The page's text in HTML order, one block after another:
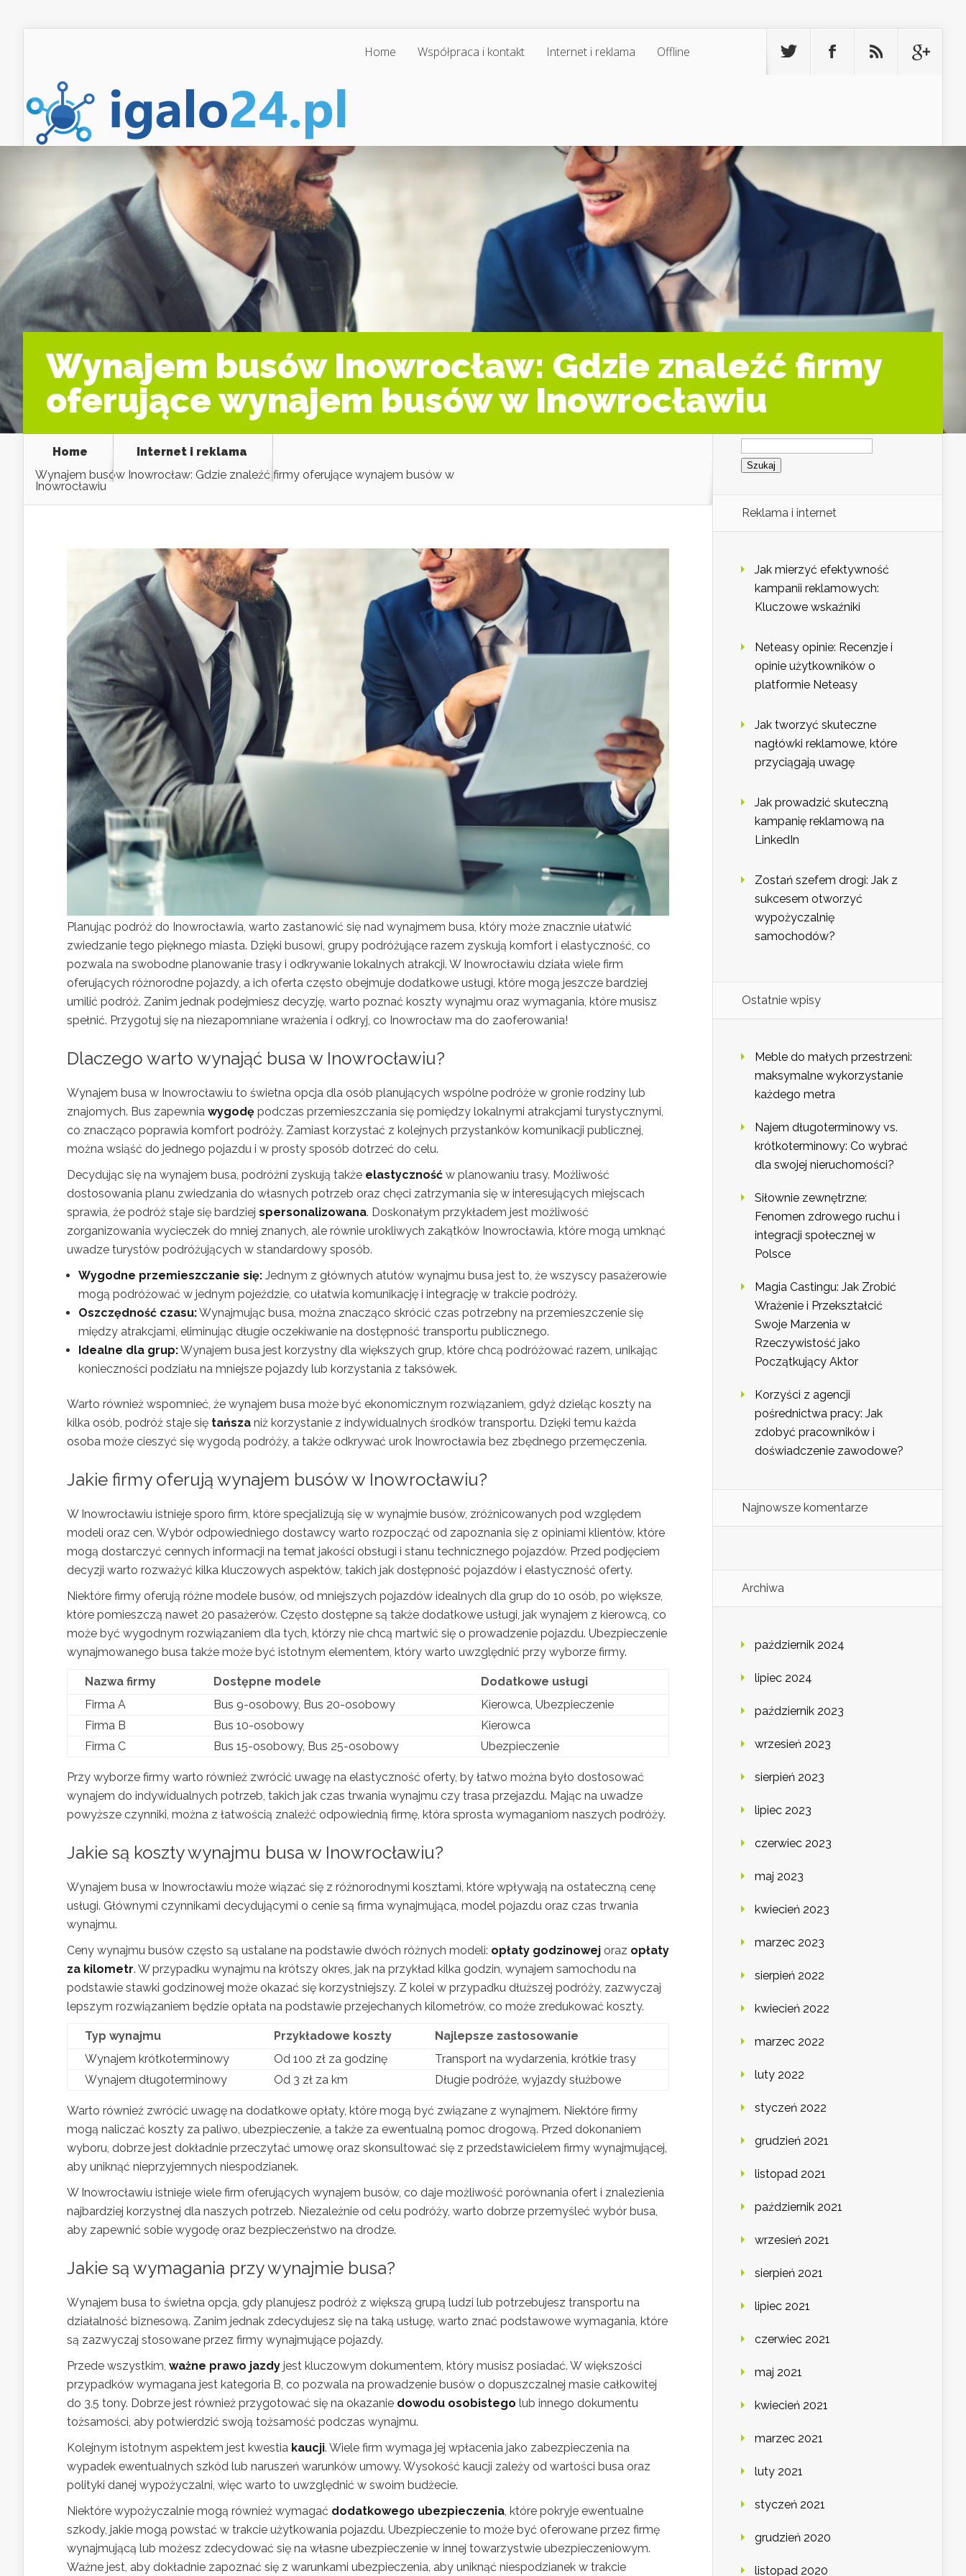
Home Współpraca i kontakt Internet i reklama Offline
Wynajem busów Inowrocław: Gdzie znaleźć firmy
oferujące wynajem busów w Inowrocławiu
Home
Internet i reklama
Wynajem busów Inowrocław: Gdzie znaleźć firmy oferujące wynajem busów w
Inowrocławiu
Planując podróż do Inowrocławia, warto zastanowić się nad wynajmem busa, który może znacznie ułatwić
zwiedzanie tego pięknego miasta. Dzięki busowi, grupy podróżujące razem zyskują komfort i elastyczność, co
pozwala na swobodne planowanie trasy i odkrywanie lokalnych atrakcji. W Inowrocławiu działa wiele firm
oferujących różnorodne pojazdy, a ich oferta często obejmuje dodatkowe usługi, które mogą jeszcze bardziej
umilić podróż. Zanim jednak podejmiesz decyzję, warto poznać koszty wynajmu oraz wymagania, które musisz
spełnić. Przygotuj się na niezapomniane wrażenia i odkryj, co Inowrocław ma do zaoferowania!
Dlaczego warto wynająć busa w Inowrocławiu?
Wynajem busa w Inowrocławiu to świetna opcja dla osób planujących wspólne podróże w gronie rodziny lub
znajomych. Bus zapewnia wygodę podczas przemieszczania się pomiędzy lokalnymi atrakcjami turystycznymi,
co znacząco poprawia komfort podróży. Zamiast korzystać z kolejnych przystanków komunikacji publicznej,
można wsiąść do jednego pojazdu i w prosty sposób dotrzeć do celu.
Decydując się na wynajem busa, podróżni zyskują także elastyczność w planowaniu trasy. Możliwość
dostosowania planu zwiedzania do własnych potrzeb oraz chęci zatrzymania się w interesujących miejscach
sprawia, że podróż staje się bardziej spersonalizowana. Doskonałym przykładem jest możliwość
zorganizowania wycieczek do mniej znanych, ale równie urokliwych zakątków Inowrocławia, które mogą umknąć
uwadze turystów podróżujących w standardowy sposób.
Wygodne przemieszczanie się: Jednym z głównych atutów wynajmu busa jest to, że wszyscy pasażerowie
mogą podróżować w jednym pojeździe, co ułatwia komunikację i integrację w trakcie podróży.
Oszczędność czasu:Wynajmując busa, można znacząco skrócić czas potrzebny na przemieszczenie się
między atrakcjami, eliminując długie oczekiwanie na dostępność transportu publicznego.
Idealne dla grup:Wynajem busa jest korzystny dla większych grup, które chcą podróżować razem, unikając
konieczności podziału na mniejsze pojazdy lub korzystania z taksówek.
Warto również wspomnieć, że wynajem busa może być ekonomicznym rozwiązaniem, gdyż dzieląc koszty na
kilka osób, podróż staje się tańsza niż korzystanie z indywidualnych środków transportu. Dzięki temu każda
osoba może cieszyć się wygodą podróży, a także odkrywać urok Inowrocławia bez zbędnego przemęczenia.
Jakie firmy oferują wynajem busów w Inowrocławiu?
W Inowrocławiu istnieje sporo firm, które specjalizują się w wynajmie busów, zróżnicowanych pod względem
modeli oraz cen. Wybór odpowiedniego dostawcy warto rozpocząć od zapoznania się z opiniami klientów, które
mogą dostarczyć cennych informacji na temat jakości obsługi i stanu technicznego pojazdów. Przed podjęciem
decyzji warto rozważyć kilka kluczowych aspektów, takich jak dostępność pojazdów i elastyczność oferty.
Niektóre firmy oferują różne modele busów, od mniejszych pojazdów idealnych dla grup do 10 osób, po większe,
które pomieszczą nawet 20 pasażerów. Często dostępne są także dodatkowe usługi, jak wynajem z kierowcą, co
może być wygodnym rozwiązaniem dla tych, którzy nie chcą martwić się o prowadzenie pojazdu. Ubezpieczenie
wynajmowanego busa także może być istotnym elementem, który warto uwzględnić przy wyborze firmy.
Nazwa firmy Dostępne modele
Dodatkowe usługi
Firma A
Bus 9-osobowy, Bus 20-osobowy
Kierowca, Ubezpieczenie
Firma B
Bus 10-osobowy
Kierowca
Firma C
Bus 15-osobowy, Bus 25-osobowy Ubezpieczenie
Przy wyborze firmy warto również zwrócić uwagę na elastyczność oferty, by łatwo można było dostosować
wynajem do indywidualnych potrzeb, takich jak czas trwania wynajmu czy trasa przejazdu. Mając na uwadze
powyższe czynniki, można z łatwością znaleźć odpowiednią firmę, która sprosta wymaganiom naszych podróży.
Jakie są koszty wynajmu busa w Inowrocławiu?
Wynajem busa w Inowrocławiu może wiązać się z różnorodnymi kosztami, które wpływają na ostateczną cenę
usługi. Głównymi czynnikami decydującymi o cenie są firma wynajmująca, model pojazdu oraz czas trwania
wynajmu.
Ceny wynajmu busów często są ustalane na podstawie dwóch różnych modeli: opłaty godzinowej oraz opłaty
za kilometr. W przypadku wynajmu na krótszy okres, jak na przykład kilka godzin, wynajem samochodu na
podstawie stawki godzinowej może okazać się korzystniejszy. Z kolei w przypadku dłuższej podróży, zazwyczaj
lepszym rozwiązaniem będzie opłata na podstawie przejechanych kilometrów, co może zredukować koszty.
Typ wynajmu Przykładowe koszty
Najlepsze zastosowanie
Wynajem krótkoterminowy
Od 100 zł za godzinę
Transport na wydarzenia, krótkie trasy
Wynajem długoterminowy
Od 3 zł za km Długie podróże, wyjazdy służbowe
Warto również zwrócić uwagę na dodatkowe opłaty, które mogą być związane z wynajmem. Niektóre firmy
mogą naliczać koszty za paliwo, ubezpieczenie, a także za ewentualną pomoc drogową. Przed dokonaniem
wyboru, dobrze jest dokładnie przeczytać umowę oraz skonsultować się z przedstawicielem firmy wynajmującej,
aby uniknąć nieprzyjemnych niespodzianek.
W Inowrocławiu istnieje wiele firm oferujących wynajem busów, co daje możliwość porównania ofert i znalezienia
najbardziej korzystnej dla naszych potrzeb. Niezależnie od celu podróży, warto dobrze przemyśleć wybór busa,
aby zapewnić sobie wygodę oraz bezpieczeństwo na drodze.
Jakie są wymagania przy wynajmie busa?
Wynajem busa to świetna opcja, gdy planujesz podróż z większą grupą ludzi lub potrzebujesz transportu na
działalność biznesową. Zanim jednak zdecydujesz się na taką usługę, warto znać podstawowe wymagania, które
są zazwyczaj stosowane przez firmy wynajmujące pojazdy.
Przede wszystkim, ważne prawo jazdy jest kluczowym dokumentem, który musisz posiadać. W większości
przypadków wymagana jest kategoria B, co pozwala na prowadzenie busów o dopuszczalnej masie całkowitej
do 3,5 tony. Dobrze jest również przygotować się na okazanie dowodu osobistego lub innego dokumentu
tożsamości, aby potwierdzić swoją tożsamość podczas wynajmu.
Kolejnym istotnym aspektem jest kwestia kaucji. Wiele firm wymaga jej wpłacenia jako zabezpieczenia na
wypadek ewentualnych szkód lub naruszeń warunków umowy. Wysokość kaucji zależy od wartości busa oraz
polityki danej wypożyczalni, więc warto to uwzględnić w swoim budżecie.
Niektóre wypożyczalnie mogą również wymagać dodatkowego ubezpieczenia, które pokryje ewentualne
szkody, jakie mogą powstać w trakcie użytkowania pojazdu. Ubezpieczenie to może być oferowane przez firmę
wynajmującą lub możesz zdecydować się na własne ubezpieczenie w innej towarzystwie ubezpieczeniowym.
Ważne jest, aby dokładnie zapoznać się z warunkami ubezpieczenia, aby uniknąć niespodzianek w trakcie
Szukaj:
Reklama i internet
Jak mierzyć efektywność
kampanii reklamowych:
Kluczowe wskaźniki
Neteasy opinie: Recenzje i
opinie użytkowników o
platformie Neteasy
Jak tworzyć skuteczne
nagłówki reklamowe, które
przyciągają uwagę
Jak prowadzić skuteczną
kampanię reklamową na
LinkedIn
Zostań szefem drogi: Jak z
sukcesem otworzyć
wypożyczalnię
samochodów?
Ostatnie wpisy
Meble do małych przestrzeni:
maksymalne wykorzystanie
każdego metra
Najem długoterminowy vs.
krótkoterminowy: Co wybrać
dla swojej nieruchomości?
Siłownie zewnętrzne:
Fenomen zdrowego ruchu i
integracji społecznej w
Polsce
Magia Castingu: Jak Zrobić
Wrażenie i Przekształcić
Swoje Marzenia w
Rzeczywistość jako
Początkujący Aktor
Korzyści z agencji
pośrednictwa pracy: Jak
zdobyć pracowników i
doświadczenie zawodowe?
Najnowsze komentarze
Archiwa
październik 2024
lipiec 2024
październik 2023
wrzesień 2023
sierpień 2023
lipiec 2023
czerwiec 2023
maj 2023
kwiecień 2023
marzec 2023
sierpień 2022
kwiecień 2022
marzec 2022
luty 2022
styczeń 2022
grudzień 2021
listopad 2021
październik 2021
wrzesień 2021
sierpień 2021
lipiec 2021
czerwiec 2021
maj 2021
kwiecień 2021
marzec 2021
luty 2021
styczeń 2021
grudzień 2020
listopad 2020